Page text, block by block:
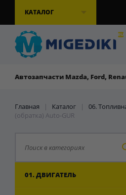
КАТАЛОГ
Автозапчасти Mazda, Ford,
Главная | Каталог | 06.
(обратка) Auto-GUR
01. ДВИГАТЕЛЬ